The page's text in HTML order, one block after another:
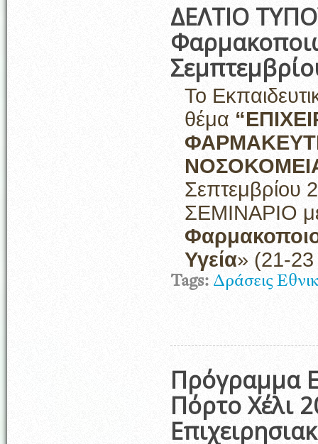
ΔΕΛΤΙΟ
Το
θέμα
Σεπτεμβρίου
ΣΕΜΙΝΑΡΙΟ
Υγεία» (21-23
Tags: Δράσεις
Πρόγραμμα
Πόρτο Χέλι